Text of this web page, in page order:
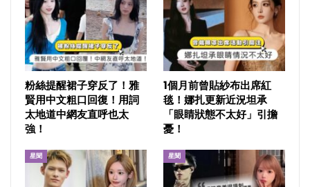
粉絲提醒裙子穿反了！雅
賢用中文粗口回復！用詞
太地道中網友直呼也太
強！
1個月前曾貼紗布出席紅
毯！娜扎更新近況坦承
「眼睛狀態不太好」引擔
憂！
星聞 星聞